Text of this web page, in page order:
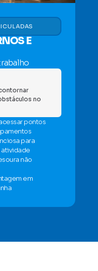
E
no
pontos
para
atividade
não
em